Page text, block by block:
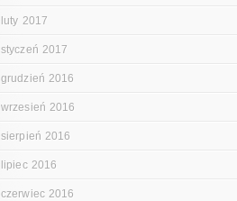
luty 2017
styczeń 2017
grudzień 2016
wrzesień 2016
sierpień 2016
lipiec 2016
czerwiec 2016